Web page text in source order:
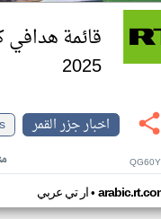
قائمة هدافي
2025
اخبار جزر القمر
ار تي عربي•